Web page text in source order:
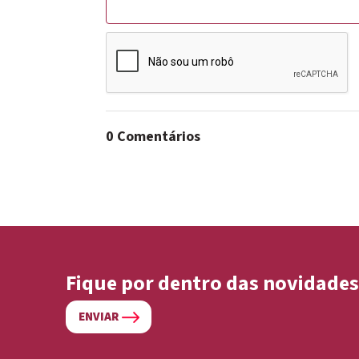
0 Comentários
Fique por dentro das novidades
ENVIAR